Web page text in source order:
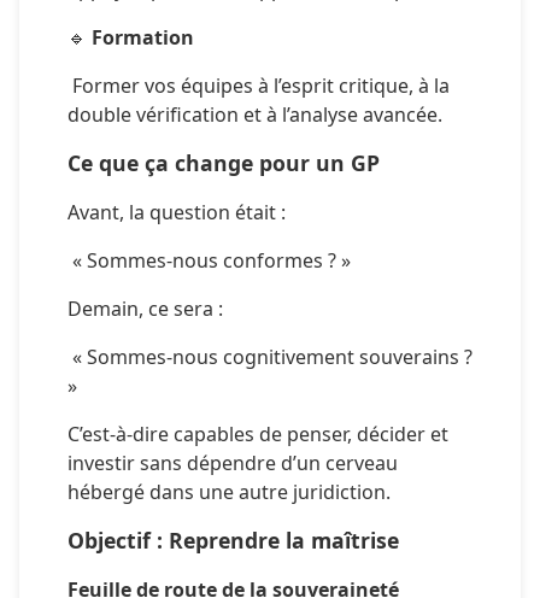
🔹 Formation
double vérification et à l’analyse avancée.
Ce que ça change pour un GP
Avant, la question était :
« Sommes-nous conformes ? »
Demain, ce sera :
»
C’est-à-dire capables de penser, décider et
investir sans dépendre d’un cerveau
hébergé dans une autre juridiction.
Objectif : Reprendre la maîtrise
Feuille de route de la souveraineté